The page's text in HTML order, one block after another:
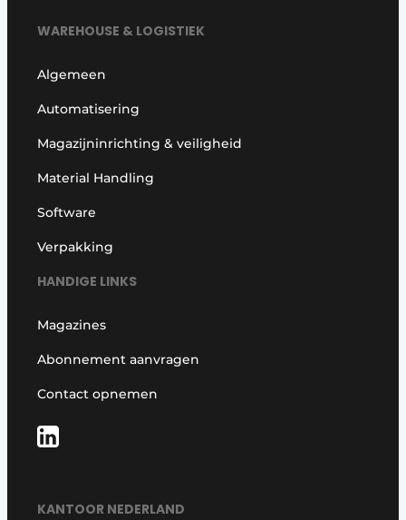
WAREHOUSE & LOGISTIEK
Algemeen
Automatisering
Magazijninrichting & veiligheid
Material Handling
Software
Verpakking
HANDIGE LINKS
Magazines
Abonnement aanvragen
Contact opnemen
KANTOOR NEDERLAND